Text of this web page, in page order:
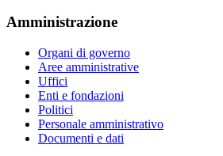
Amministrazione
Organi di governo
Aree amministrative
Uffici
Enti e fondazioni
Politici
Personale amministrativo
Documenti e dati